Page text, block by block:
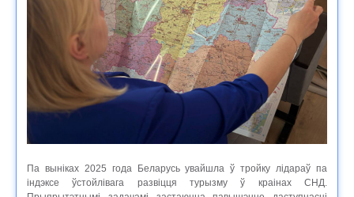
Па выніках 2025 года Беларусь увайшла ў тройку лідараў па
індэксе ўстойлівага развіцця турызму ў краінах СНД.